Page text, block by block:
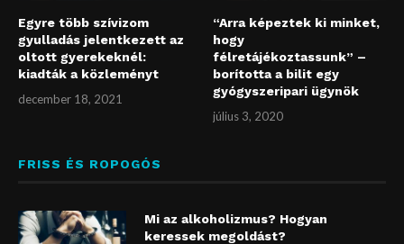
Egyre több szívizom
gyulladás jelentkezett az
oltott gyerekeknél:
kiadták a közleményt
december 18, 2021
“Arra képeztek ki minket,
hogy
félretájékoztassunk” –
borította a bilit egy
gyógyszeripari ügynök
július 3, 2020
FRISS ÉS ROPOGÓS
Mi az alkoholizmus? Hogyan
keressek megoldást?